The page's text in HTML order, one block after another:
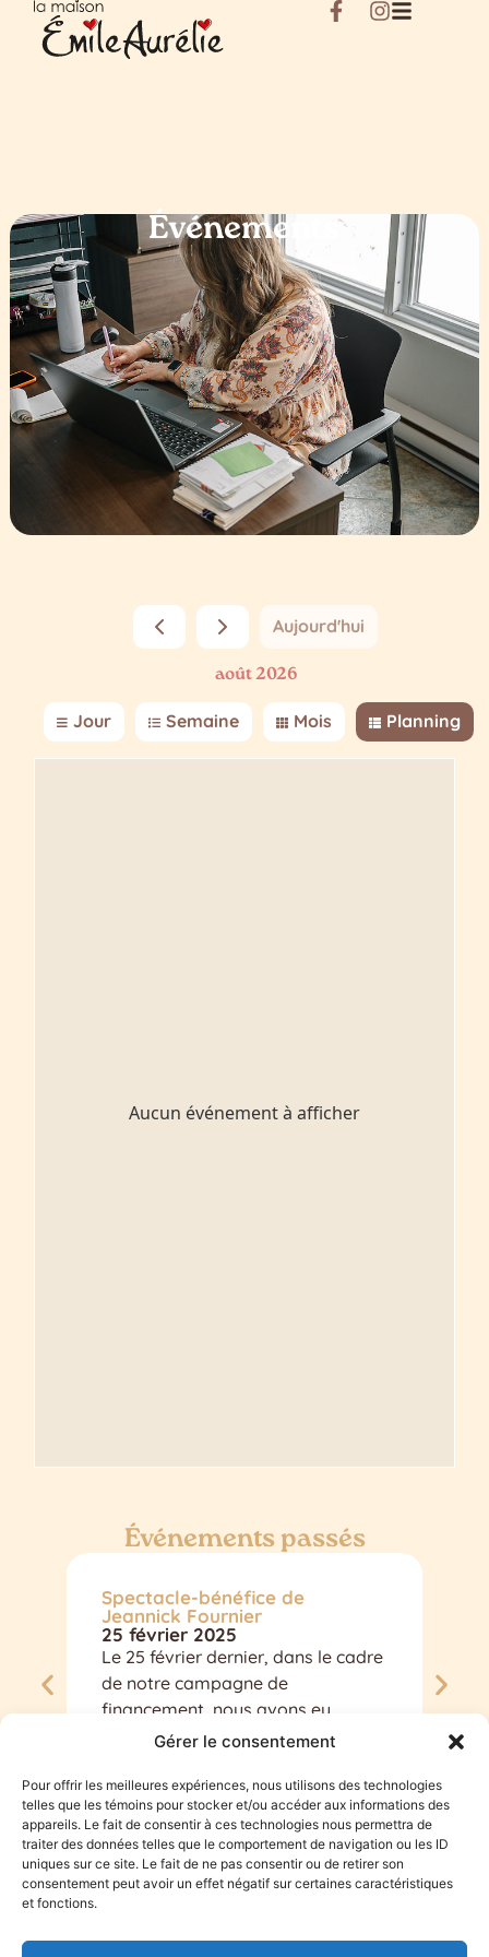
Gérer le consentement
Pour offrir les meilleures expériences, nous utilisons des technologies
telles que les témoins pour stocker et/ou accéder aux informations des
appareils. Le fait de consentir à ces technologies nous permettra de
traiter des données telles que le comportement de navigation ou les ID
uniques sur ce site. Le fait de ne pas consentir ou de retirer son
consentement peut avoir un effet négatif sur certaines caractéristiques
et fonctions.
Événements
Aujourd'hui
août 2026
Jour Semaine Mois Planning
Aucun événement à afficher
Événements passés
Spectacle-bénéfice de
Jeannick Fournier
25 février 2025
Le 25 février dernier, dans le cadre
de notre campagne de
financement, nous avons eu
l’immense honneur de faire la...